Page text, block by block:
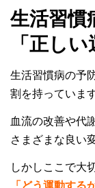
生活習慣
「正しい
生活習慣病の予
割を持っています
血流の改善や代
さまざまな良い
しかしここで大